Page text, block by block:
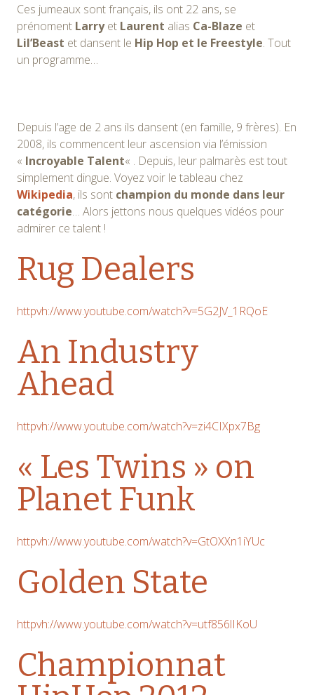
Ces jumeaux sont français, ils ont 22 ans, se
prénoment Larryet Laurent alias Ca-Blaze et
Lil’Beast et dansent le Hip Hop et le Freestyle. Tout
un programme…
Depuis l’age de 2 ans ils dansent (en famille, 9 frères). En
2008, ils commencent leur ascension via l’émission
« Incroyable Talent« . Depuis, leur palmarès est tout
simplement dingue. Voyez voir le tableau chez
Wikipedia, ils sont champion du monde dans leur
catégorie… Alors jettons nous quelques vidéos pour
admirer ce talent !
Rug Dealers
httpvh://www.youtube.com/watch?v=5G2JV_1RQoE
An Industry
Ahead
httpvh://www.youtube.com/watch?v=zi4CIXpx7Bg
« Les Twins » on
Planet Funk
httpvh://www.youtube.com/watch?v=GtOXXn1iYUc
Golden State
httpvh://www.youtube.com/watch?v=utf856lIKoU
Championnat